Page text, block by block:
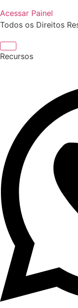
Acessar Painel
Todos os Direitos
Recursos